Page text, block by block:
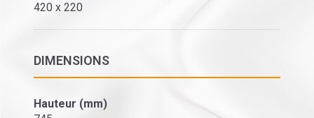
420 x 220
DIMENSIONS
Hauteur (mm)